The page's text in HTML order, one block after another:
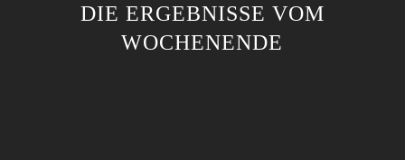
DIE ERGEBNISSE VOM
WOCHENENDE